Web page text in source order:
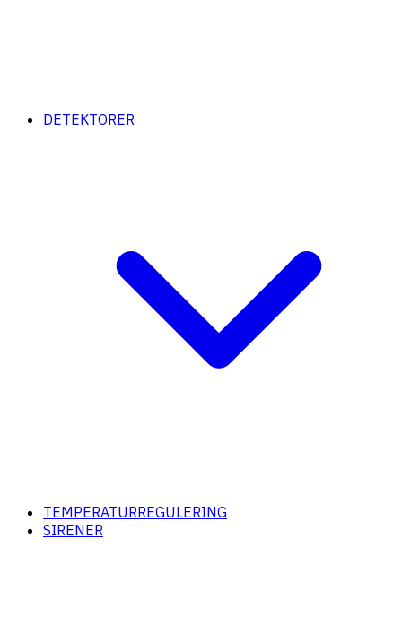
DETEKTORER
TEMPERATURREGULERING
SIRENER